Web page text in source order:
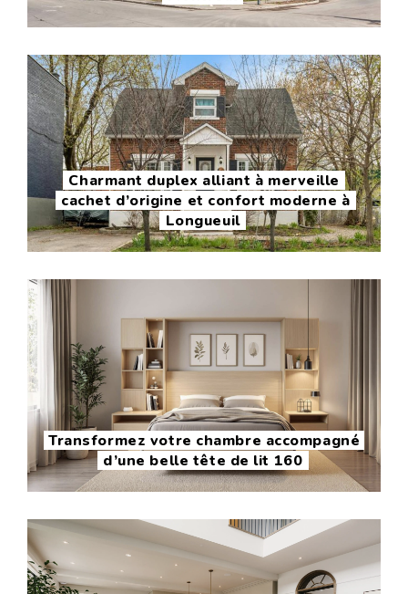
Charmant duplex alliant à merveille
cachet d’origine et confort moderne à
Longueuil
Transformez votre chambre accompagné
d’une belle tête de lit 160